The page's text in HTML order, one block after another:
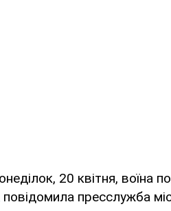
20 квітня, воїна
повідомила пресслужба